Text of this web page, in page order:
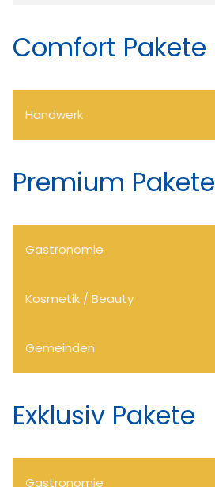
Comfort Pakete
Handwerk
Premium Pakete
Gastronomie
Kosmetik / Beauty
Gemeinden
Exklusiv Pakete
Gastronomie